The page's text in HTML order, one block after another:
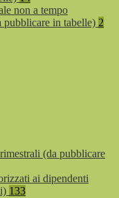
non a tempo
pubblicare in tabelle) 2
(da pubblicare
ai dipendenti
133